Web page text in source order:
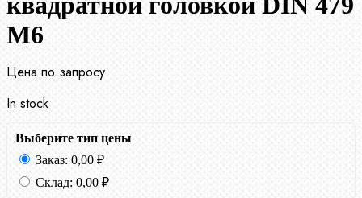
М6
Цена по запросу
In stock
Выберите тип цены
Заказ: 0,00 ₽
Склад: 0,00 ₽